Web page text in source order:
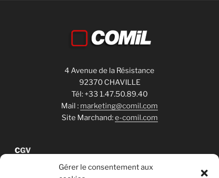
Gérer le consentement aux
4 Avenue de la Résistance
92370 CHAVILLE
Tél: +33 1.47.50.89.40
Mail : marketing@comil.com
Site Marchand:e-comil.com
CGV